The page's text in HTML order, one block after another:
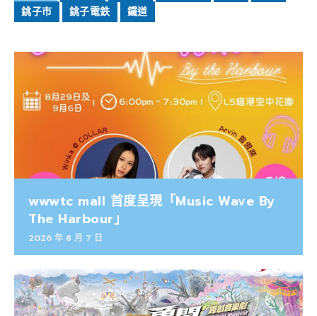
銚子市
銚子電鉄 鐵道
wwwtc mall 首度呈現「Music Wave By
The Harbour」
2026 年 8 月 7 日